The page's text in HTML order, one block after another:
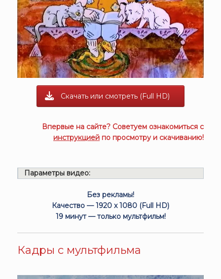
Скачать или смотреть (Full HD)
Впервые на сайте? Советуем ознакомиться с
инструкцией по просмотру и скачиванию!
Параметры видео:
Без рекламы!
Качество — 1920 x 1080 (Full HD)
19 минут — только мультфильм!
Кадры с мультфильма